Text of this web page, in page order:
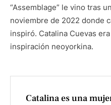
“Assemblage” le vino tras
noviembre de 2022 donde
inspiró. Catalina Cuevas
inspiración neoyorkina.
Catalina es una